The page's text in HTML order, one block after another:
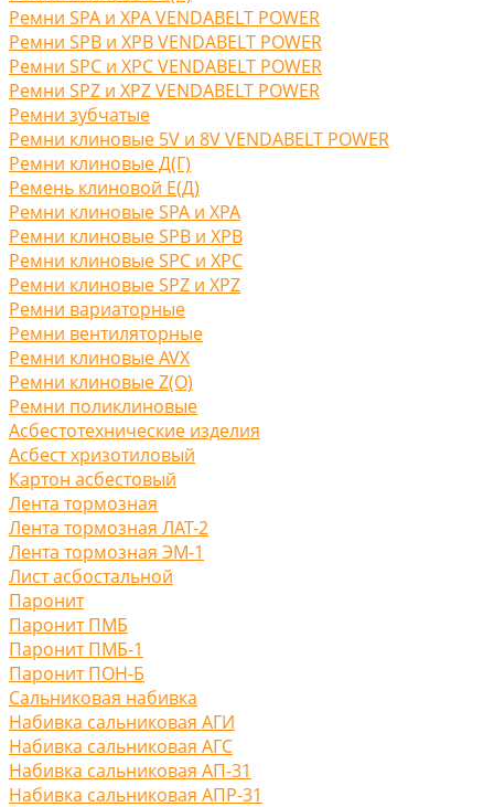
Ремни SPA и XPA VENDABELT POWER
Ремни SPB и XPB VENDABELT POWER
Ремни SPC и XPC VENDABELT POWER
Ремни SPZ и XPZ VENDABELT POWER
Ремни зубчатые
Ремни клиновые 5V и 8V VENDABELT POWER
Ремни клиновые Д(Г)
Ремень клиновой Е(Д)
Ремни клиновые SPA и XPA
Ремни клиновые SPB и XPB
Ремни клиновые SPC и XPC
Ремни клиновые SPZ и XPZ
Ремни вариаторные
Ремни вентиляторные
Ремни клиновые AVX
Ремни клиновые Z(O)
Ремни поликлиновые
Асбестотехнические изделия
Асбест хризотиловый
Картон асбестовый
Лента тормозная
Лента тормозная ЛАТ-2
Лента тормозная ЭМ-1
Лист асбостальной
Паронит
Паронит ПМБ
Паронит ПМБ-1
Паронит ПОН-Б
Сальниковая набивка
Набивка сальниковая АГИ
Набивка сальниковая АГС
Набивка сальниковая АП-31
Набивка сальниковая АПР-31